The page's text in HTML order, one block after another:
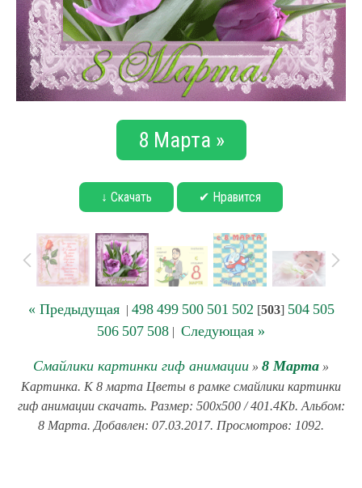
8 Марта »
↓ Скачать ✔ Нравится
« Предыдущая| 498 499 500 501 502 [503] 504 505
506 507 508 | Следующая »
Смайлики картинки гиф анимации » 8 Марта »
Картинка. К 8 марта Цветы в рамке смайлики картинки
гиф анимации скачать. Размер: 500x500 / 401.4Kb. Альбом:
8 Марта. Добавлен: 07.03.2017. Просмотров: 1092.